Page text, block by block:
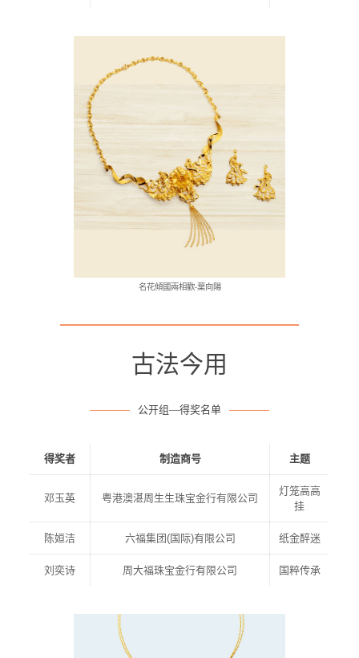
名花傾國兩相歡-葉向陽
古法今用
公开组—得奖名单
得奖者 制造商号 主题
邓玉英 粤港澳湛周生生珠宝金行有限公司
灯笼高高
挂
陈姮洁 六福集团(国际)有限公司 纸金醉迷
刘奕诗 周大福珠宝金行有限公司 国粹传承